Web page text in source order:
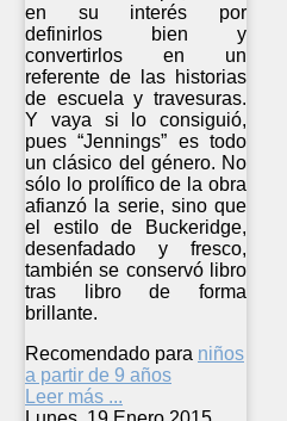
en su interés por
definirlos bien y
convertirlos en un
referente de las historias
de escuela y travesuras.
Y vaya si lo consiguió,
pues “Jennings” es todo
un clásico del género. No
sólo lo prolífico de la obra
afianzó la serie, sino que
el estilo de Buckeridge,
desenfadado y fresco,
también se conservó libro
tras libro de forma
brillante.
Recomendado para niños
a partir de 9 años
Leer más ...